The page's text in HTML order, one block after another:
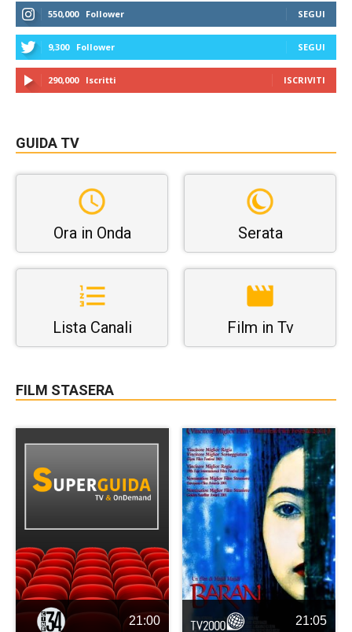
550,000 Follower SEGUI
9,300 Follower SEGUI
290,000 Iscritti ISCRIVITI
GUIDA TV
Ora in Onda Serata
Lista Canali Film in Tv
FILM STASERA
21:00 21:05